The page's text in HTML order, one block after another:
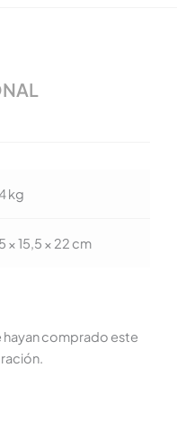
kg
× 15,5 × 22 cm
hayan comprado este